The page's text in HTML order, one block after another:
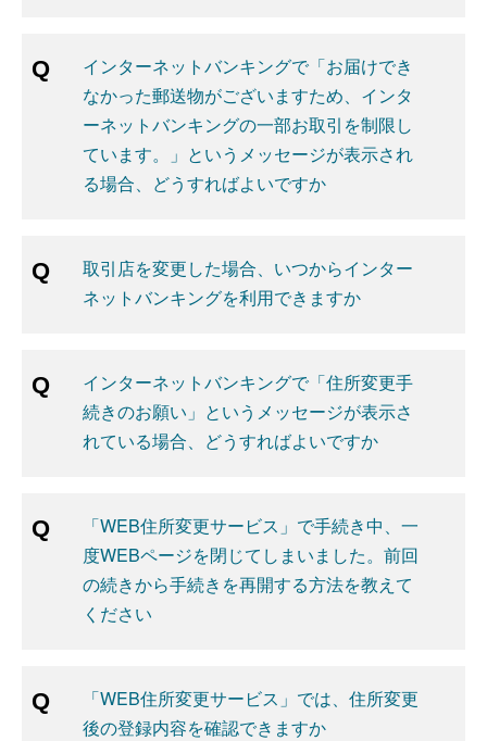
インターネットバンキングで「お届けでき
なかった郵送物がございますため、インタ
ーネットバンキングの一部お取引を制限し
ています。」というメッセージが表示され
る場合、どうすればよいですか
取引店を変更した場合、いつからインター
ネットバンキングを利用できますか
インターネットバンキングで「住所変更手
続きのお願い」というメッセージが表示さ
れている場合、どうすればよいですか
「WEB住所変更サービス」で手続き中、一
度WEBページを閉じてしまいました。前回
の続きから手続きを再開する方法を教えて
ください
「WEB住所変更サービス」では、住所変更
後の登録内容を確認できますか